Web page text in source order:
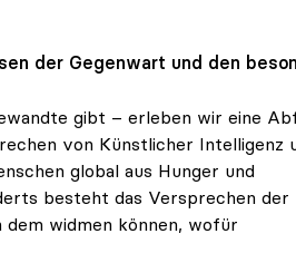
der Gegenwart und den
gibt – erleben wir eine
von Künstlicher Intelligenz
global aus Hunger und
besteht das Versprechen der
dem widmen können, wofür